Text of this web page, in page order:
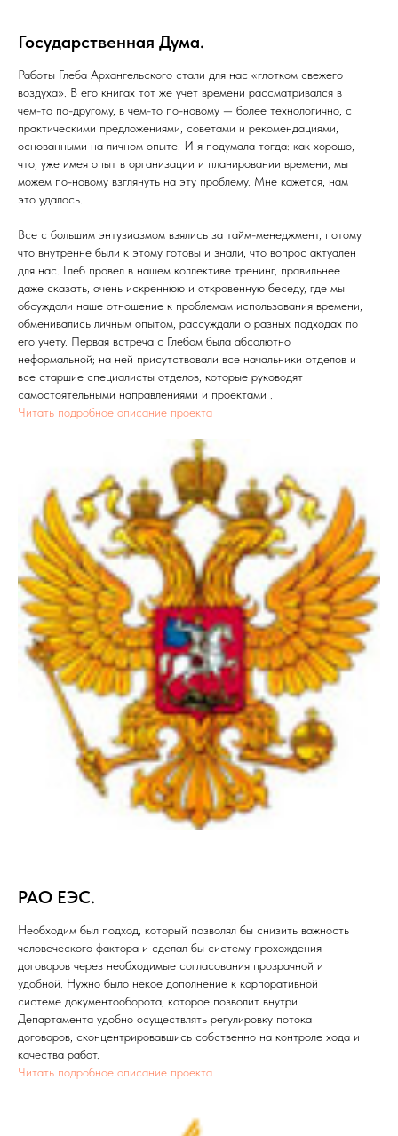
Государственная Дума.
Работы Глеба Архангельского стали для нас «глотком свежего
воздуха». В его книгах тот же учет времени рассматривался в
чем-то по-другому, в чем-то по-новому — более технологично, с
практическими предложениями, советами и рекомендациями,
основанными на личном опыте. И я подумала тогда: как хорошо,
что, уже имея опыт в организации и планировании времени, мы
можем по-новому взглянуть на эту проблему. Мне кажется, нам
это удалось.
Все с большим энтузиазмом взялись за тайм-менеджмент, потому
что внутренне были к этому готовы и знали, что вопрос актуален
для нас. Глеб провел в нашем коллективе тренинг, правильнее
даже сказать, очень искреннюю и откровенную беседу, где мы
обсуждали наше отношение к проблемам использования времени,
обменивались личным опытом, рассуждали о разных подходах по
его учету. Первая встреча с Глебом была абсолютно
неформальной; на ней присутствовали все начальники отделов и
все старшие специалисты отделов, которые руководят
самостоятельными направлениями и проектами .
Читать подробное описание проекта
РАО ЕЭС.
Необходим был подход, который позволял бы снизить важность
человеческого фактора и сделал бы систему прохождения
договоров через необходимые согласования прозрачной и
удобной. Нужно было некое дополнение к корпоративной
системе документооборота, которое позволит внутри
Департамента удобно осуществлять регулировку потока
договоров, сконцентрировавшись собственно на контроле хода и
качества работ.
Читать подробное описание проекта